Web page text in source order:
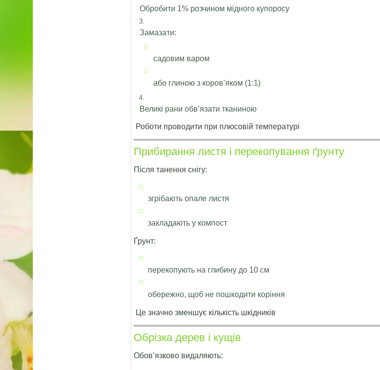
Обробити 1% розчином мідного купоросу
Замазати:
садовим варом
або глиною з коров’яком (1:1)
Великі рани обв’язати тканиною
Роботи проводити при плюсовій температурі
Прибирання листя і перекопування ґрунту
Після танення снігу:
згрібають опале листя
закладають у компост
Ґрунт:
перекопують на глибину до 10 см
обережно, щоб не пошкодити коріння
Це значно зменшує кількість шкідників
Обрізка дерев і кущів
Обов’язково видаляють: